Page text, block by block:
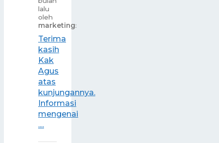
lalu
oleh
marketing:
Terima
kasih
Kak
Agus
atas
kunjungannya.
Informasi
mengenai
....